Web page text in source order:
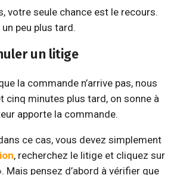
votre seule chance est le recours.
peu plus tard.
un litige
la commande n’arrive pas, nous
cinq minutes plus tard, on sonne à
apporte la commande.
ce cas, vous devez simplement
, recherchez le litige et cliquez sur
Mais pensez d’abord à vérifier que